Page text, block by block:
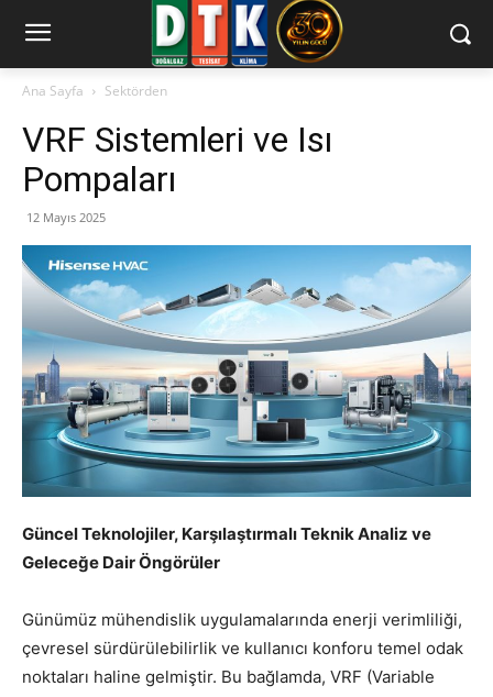
Ana Sayfa Sektörden
VRF Sistemleri ve Isı
Pompaları
12 Mayıs 2025
Güncel Teknolojiler, Karşılaştırmalı Teknik Analiz ve
Geleceğe Dair Öngörüler
Günümüz mühendislik uygulamalarında enerji verimliliği,
çevresel sürdürülebilirlik ve kullanıcı konforu temel odak
noktaları haline gelmiştir. Bu bağlamda, VRF (Variable